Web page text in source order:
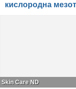
кислородна
Skin Care ND